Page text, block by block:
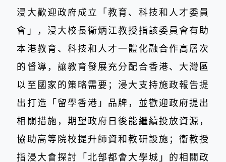
浸大歡迎政府成立「教育、科技和人才委員
會」，浸大校長衞炳江教授指該委員會有助
本港教育、科技和人才一體化融合作高層次
的督導，讓教育發展充分配合香港、大灣區
以至國家的策略需要；浸大支持施政報告提
出打造「留學香港」品牌，並歡迎政府提出
相關措施，期望政府日後能繼續投放資源，
協助高等院校提升師資和教研設施；衞教授
指浸大會探討「北部都會大學城」的相關政